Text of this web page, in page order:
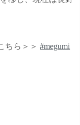
ちら＞＞#megumi